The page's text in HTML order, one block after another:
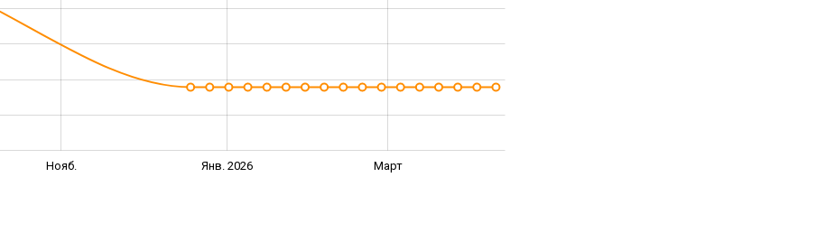
Нояб. Янв. 2026 Март